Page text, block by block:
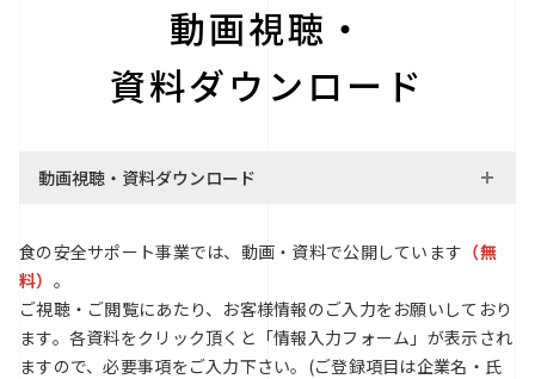
動画視聴・
資料ダウンロード
動画視聴・資料ダウンロード
食の安全サポート事業では、動画・資料で公開しています （無
料） 。
ご視聴・ご閲覧にあたり、お客様情報のご入力をお願いしており
ます。各資料をクリック頂くと「情報入力フォーム」が表示され
ますので、必要事項をご入力下さい。(ご登録項目は企業名・氏